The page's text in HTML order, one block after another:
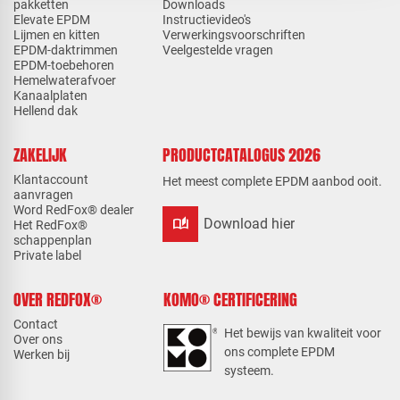
pakketten
Elevate EPDM
Lijmen en kitten
EPDM-daktrimmen
EPDM-toebehoren
Hemelwaterafvoer
Kanaalplaten
Hellend dak
Downloads
Instructievideo's
Verwerkingsvoorschriften
Veelgestelde vragen
ZAKELIJK
Klantaccount
aanvragen
Word RedFox® dealer
Het RedFox®
schappenplan
Private label
PRODUCTCATALOGUS 2026
Het meest complete EPDM aanbod ooit.
auto_stories Download hier
OVER REDFOX®
Contact
Over ons
Werken bij
KOMO® CERTIFICERING
Het bewijs van kwaliteit voor
ons complete EPDM
systeem.